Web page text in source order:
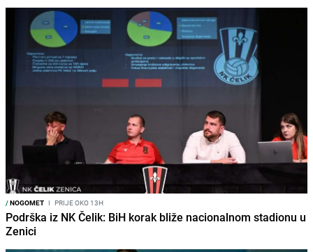
/NOGOMET I PRIJE OKO 13H
Podrška iz NK Čelik: BiH korak bliže nacionalnom stadionu u
Zenici